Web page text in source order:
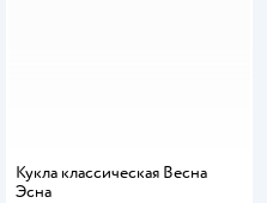
Кукла классическая Весна
Эсна